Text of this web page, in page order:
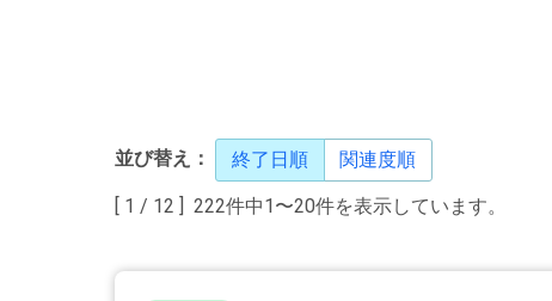
並び替え： 終了日順 関連度順
[ 1 / 12 ] 222件中1〜20件を表示しています。